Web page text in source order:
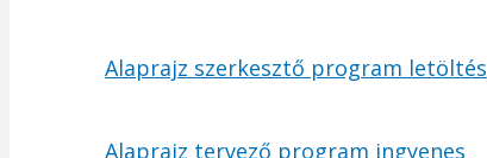
Alaprajz szerkesztő program letöltés
Alaprajz tervező program ingyenes